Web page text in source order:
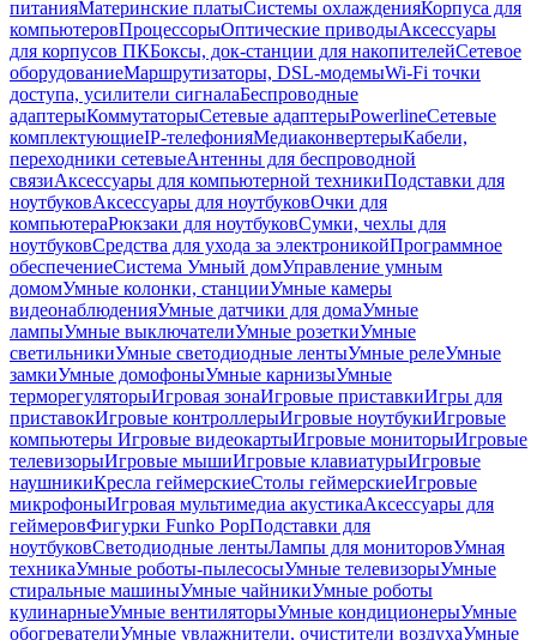
питанияМатеринские платыСистемы охлажденияКорпуса для
компьютеровПроцессорыОптические приводыАксессуары
для корпусов ПКБоксы, док-станции для накопителейСетевое
оборудованиеМаршрутизаторы, DSL-модемыWi-Fi точки
доступа, усилители сигналаБеспроводные
адаптерыКоммутаторыСетевые адаптерыPowerlineСетевые
комплектующиеIP-телефонияМедиаконвертерыКабели,
переходники сетевыеАнтенны для беспроводной
связиАксессуары для компьютерной техникиПодставки для
ноутбуковАксессуары для ноутбуковОчки для
компьютераРюкзаки для ноутбуковСумки, чехлы для
ноутбуковСредства для ухода за электроникойПрограммное
обеспечениеСистема Умный домУправление умным
домомУмные колонки, станцииУмные камеры
видеонаблюденияУмные датчики для домаУмные
лампыУмные выключателиУмные розеткиУмные
светильникиУмные светодиодные лентыУмные релеУмные
замкиУмные домофоныУмные карнизыУмные
терморегуляторыИгровая зонаИгровые приставкиИгры для
приставокИгровые контроллерыИгровые ноутбукиИгровые
компьютеры Игровые видеокартыИгровые мониторыИгровые
телевизорыИгровые мышиИгровые клавиатурыИгровые
наушникиКресла геймерскиеСтолы геймерскиеИгровые
микрофоныИгровая мультимедиа акустикаАксессуары для
геймеровФигурки Funko PopПодставки для
ноутбуковСветодиодные лентыЛампы для мониторовУмная
техникаУмные роботы-пылесосыУмные телевизорыУмные
стиральные машиныУмные чайникиУмные роботы
кулинарныеУмные вентиляторыУмные кондиционерыУмные
обогревателиУмные увлажнители, очистители воздухаУмные